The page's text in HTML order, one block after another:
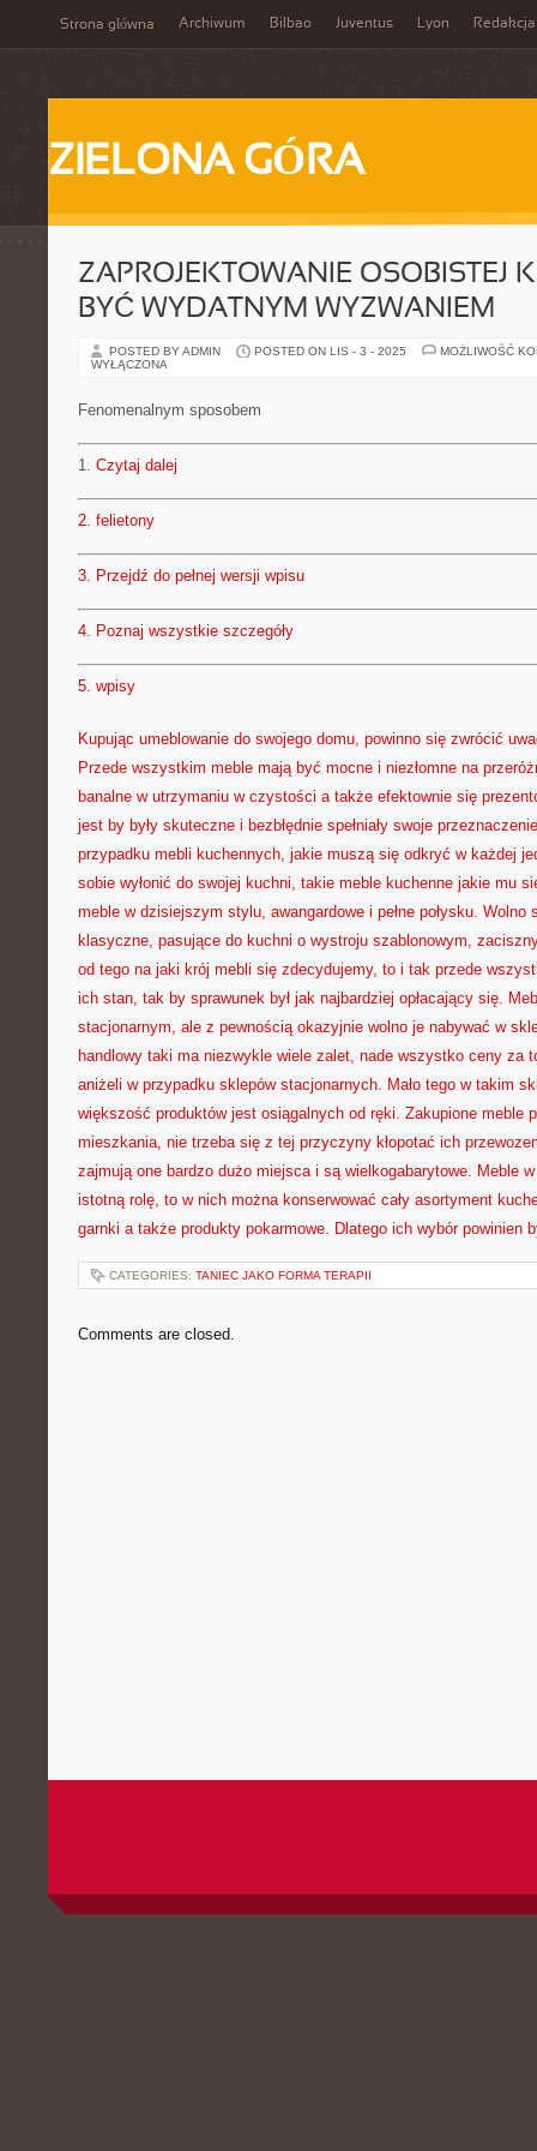
Strona główna Archiwum Bilbao Juventus Lyon Redakcja
ZIELONA GÓRA
ZAPROJEKTOWANIE OSOBISTEJ
BYĆ WYDATNYM WYZWANIEM
POSTED BY ADMIN POSTED ON LIS - 3 - 2025
MOŻLIWOŚĆ
WYŁĄCZONA
Fenomenalnym sposobem
1. Czytaj dalej
2. felietony
3. Przejdź do pełnej wersji wpisu
4. Poznaj wszystkie szczegóły
5. wpisy
Kupując umeblowanie do swojego domu, powinno się zwrócić
Przede wszystkim meble mają być mocne i niezłomne na
banalne w utrzymaniu w czystości a także efektownie się
jest by były skuteczne i bezbłędnie spełniały swoje
przypadku mebli kuchennych, jakie muszą się odkryć w każdej
sobie wyłonić do swojej kuchni, takie meble kuchenne jakie mu
meble w dzisiejszym stylu, awangardowe i pełne połysku.
klasyczne, pasujące do kuchni o wystroju szablonowym,
od tego na jaki krój mebli się zdecydujemy, to i tak przede
ich stan, tak by sprawunek był jak najbardziej opłacający się.
stacjonarnym, ale z pewnością okazyjnie wolno je nabywać w
handlowy taki ma niezwykle wiele zalet, nade wszystko ceny za
aniżeli w przypadku sklepów stacjonarnych. Mało tego w takim
większość produktów jest osiągalnych od ręki. Zakupione meble
mieszkania, nie trzeba się z tej przyczyny kłopotać ich
zajmują one bardzo dużo miejsca i są wielkogabarytowe. Meble
istotną rolę, to w nich można konserwować cały asortyment
garnki a także produkty pokarmowe. Dlatego ich wybór powinien
CATEGORIES: TANIEC JAKO FORMA TERAPII
Comments are closed.